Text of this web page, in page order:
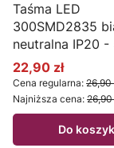
Taśma LED
300SMD2835
neutralna IP20 -
Cena promocyjna
22,90 zł
Cena regularna: 26,90
Najniższa cena: 26,90
Do